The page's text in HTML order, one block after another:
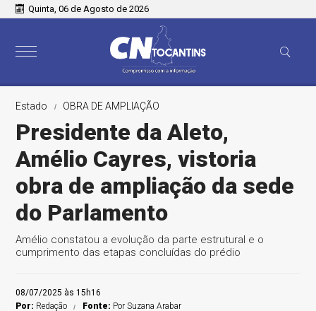
Quinta, 06 de Agosto de 2026
Estado OBRA DE AMPLIAÇÃO
Presidente da Aleto,
Amélio Cayres, vistoria
obra de ampliação da sede
do Parlamento
Amélio constatou a evolução da parte estrutural e o
cumprimento das etapas concluídas do prédio
08/07/2025 às 15h16
Por: Redação Fonte: Por Suzana Arabar